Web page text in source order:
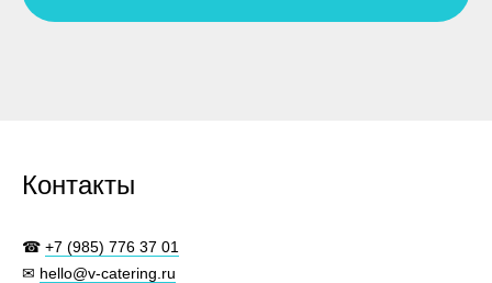
Контакты
☎ +7 (985) 776 37 01
✉ hello@v-catering.ru